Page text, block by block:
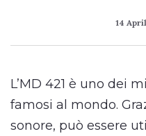
14
L’MD 421 è uno dei
famosi al mondo.
sonore, può essere